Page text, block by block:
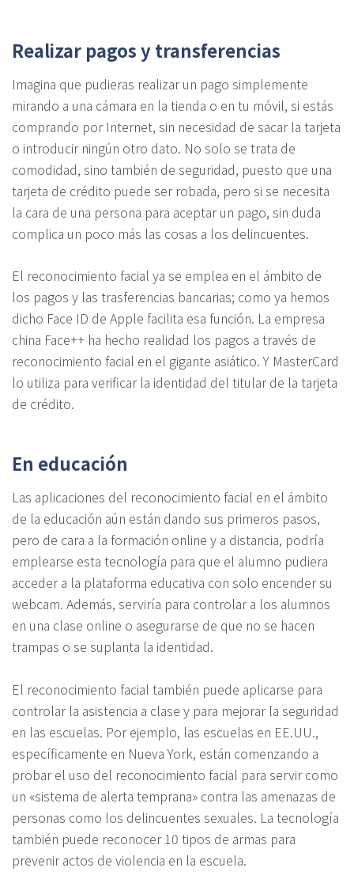
Realizar pagos y transferencias
Imagina que pudieras realizar un pago simplemente
mirando a una cámara en la tienda o en tu móvil, si estás
comprando por Internet, sin necesidad de sacar la tarjeta
o introducir ningún otro dato. No solo se trata de
comodidad, sino también de seguridad, puesto que una
tarjeta de crédito puede ser robada, pero si se necesita
la cara de una persona para aceptar un pago, sin duda
complica un poco más las cosas a los delincuentes.
El reconocimiento facial ya se emplea en el ámbito de
los pagos y las trasferencias bancarias; como ya hemos
dicho Face ID de Apple facilita esa función. La empresa
china Face++ ha hecho realidad los pagos a través de
reconocimiento facial en el gigante asiático. Y MasterCard
lo utiliza para verificar la identidad del titular de la tarjeta
de crédito.
En educación
Las aplicaciones del reconocimiento facial en el ámbito
de la educación aún están dando sus primeros pasos,
pero de cara a la formación online y a distancia, podría
emplearse esta tecnología para que el alumno pudiera
acceder a la plataforma educativa con solo encender su
webcam. Además, serviría para controlar a los alumnos
en una clase online o asegurarse de que no se hacen
trampas o se suplanta la identidad.
El reconocimiento facial también puede aplicarse para
controlar la asistencia a clase y para mejorar la seguridad
en las escuelas. Por ejemplo, las escuelas en EE.UU.,
específicamente en Nueva York, están comenzando a
probar el uso del reconocimiento facial para servir como
un «sistema de alerta temprana» contra las amenazas de
personas como los delincuentes sexuales. La tecnología
también puede reconocer 10 tipos de armas para
prevenir actos de violencia en la escuela.